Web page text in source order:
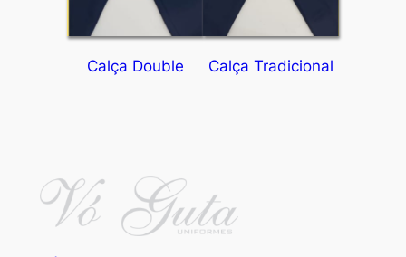
Calça Double Calça Tradicional